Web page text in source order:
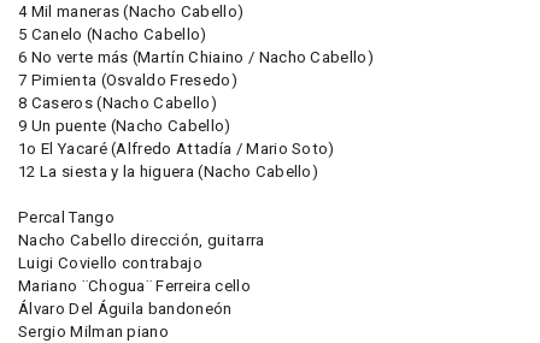
4 Mil maneras (Nacho Cabello)
5 Canelo (Nacho Cabello)
6 No verte más (Martín Chiaino / Nacho Cabello)
7 Pimienta (Osvaldo Fresedo)
8 Caseros (Nacho Cabello)
9 Un puente (Nacho Cabello)
1o El Yacaré (Alfredo Attadía / Mario Soto)
12 La siesta y la higuera (Nacho Cabello)
Percal Tango
Nacho Cabello dirección, guitarra
Luigi Coviello contrabajo
Mariano ¨Chogua¨ Ferreira cello
Álvaro Del Águila bandoneón
Sergio Milman piano